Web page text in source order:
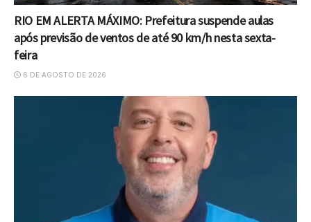
RIO EM ALERTA MÁXIMO: Prefeitura suspende aulas
após previsão de ventos de até 90 km/h nesta sexta-
feira
6 DE AGOSTO DE 2026